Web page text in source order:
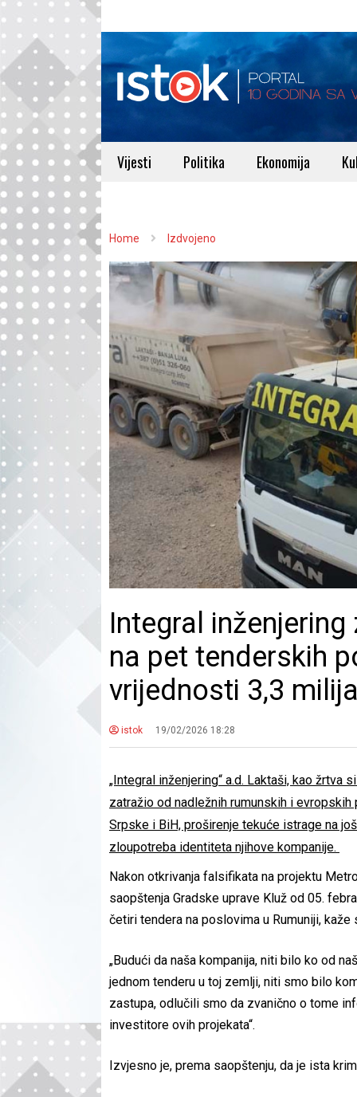
Vijesti Politika Ekonomija
Home Izdvojeno
Integral
na pet tenderskih
vrijednosti 3,3
istok 19/02/2026 18:28
„Integral inženjering“ a.d. Laktaši, kao
zatražio od nadležnih rumunskih i
Srpske i BiH, proširenje tekuće istrage na
zloupotreba identiteta njihove kompanije.
Nakon otkrivanja falsifikata na projektu
saopštenja Gradske uprave Kluž od 05.
četiri tendera na poslovima u Rumuniji,
„Budući da naša kompanija, niti bilo ko od
jednom tenderu u toj zemlji, niti smo bilo
zastupa, odlučili smo da zvanično o tome
investitore ovih projekata“.
Izvjesno je, prema saopštenju, da je ista